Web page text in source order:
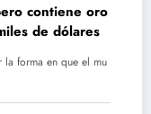
contiene oro
de dólares
la forma en que el mu